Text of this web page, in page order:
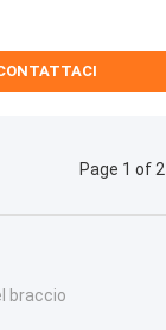
Page 1 of 2
braccio